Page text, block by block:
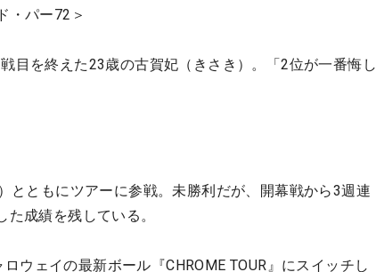
・パー72＞
目を終えた23歳の古賀妃（きさき）。「2位が一番悔し
とともにツアーに参戦。未勝利だが、開幕戦から3週連
成績を残している。
ウェイの最新ボール『CHROME TOUR』にスイッチし